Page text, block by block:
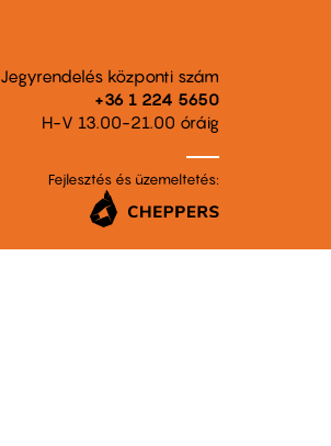
Jegyrendelés központi szám
+36 1 224 5650
H-V 13.00-21.00 óráig
Fejlesztés és üzemeltetés: